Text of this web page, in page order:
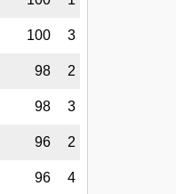
100 3
98 2
98 3
96 2
96 4